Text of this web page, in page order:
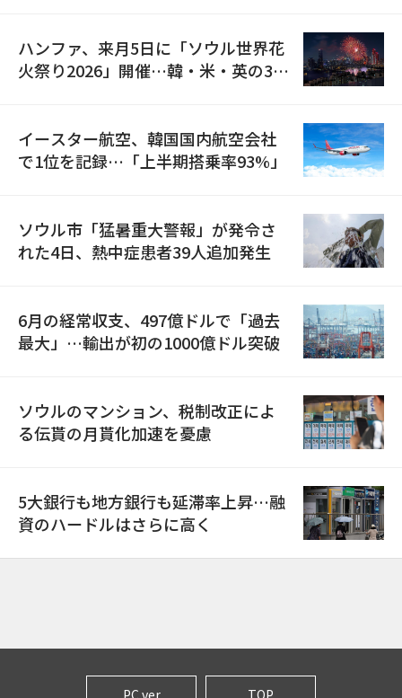
ハンファ、来月5日に「ソウル世界花
火祭り2026」開催…韓・米・英の3カ
イースター航空、韓国国内航空会社
で1位を記録…「上半期搭乗率93%」
ソウル市「猛暑重大警報」が発令さ
れた4日、熱中症患者39人追加発生
6月の経常収支、497億ドルで「過去
最大」…輸出が初の1000億ドル突破
ソウルのマンション、税制改正によ
る伝貰の月貰化加速を憂慮
5大銀行も地方銀行も延滞率上昇…融
資のハードルはさらに高く
PC ver TOP